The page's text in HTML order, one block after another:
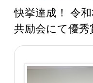
快挙達成！ 令
共励会にて優秀